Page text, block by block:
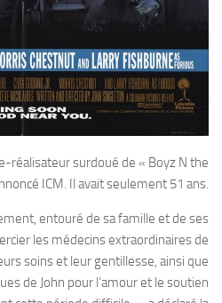
réalisateur surdoué de « Boyz N the
ICM. Il avait seulement 51 ans.
entouré de sa famille et de ses
les médecins extraordinaires de
soins et leur gentillesse, ainsi que
de John pour l’amour et le soutien